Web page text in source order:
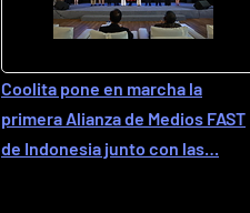
Coolita pone en marcha la
primera Alianza de Medios FAST
de Indonesia junto con las…